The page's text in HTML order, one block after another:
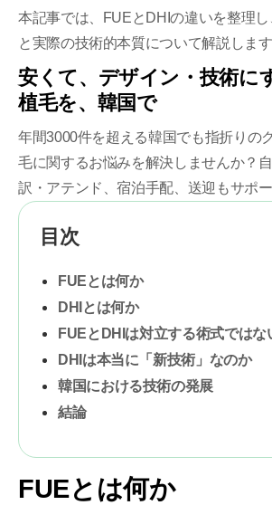
本記事では、FUEとDHIの違いを整理
と実際の技術的本質について解説します
安くて、デザイン・技術に
植毛を、韓国で
年間3000件を超える韓国でも指折りの
毛に関するお悩みを解決しませんか？
訳・アテンド、宿泊手配、送迎もサポー
目次
FUEとは何か
DHIとは何か
FUEとDHIは対立する術式ではな
DHIは本当に「新技術」なのか
韓国における技術の発展
結論
FUEとは何か